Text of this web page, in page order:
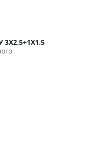
3Х2.5+1Х1.5